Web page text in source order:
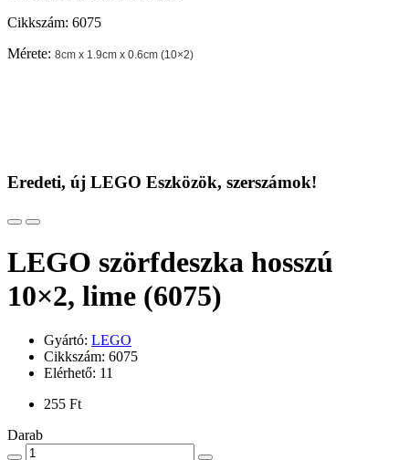
Cikkszám: 6075
Mérete: 8cm x 1.9cm x 0.6cm (10×2)
Eredeti, új LEGO Eszközök, szerszámok!
LEGO szörfdeszka hosszú
10×2, lime (6075)
Gyártó: LEGO
Cikkszám: 6075
Elérhető: 11
255 Ft
Darab